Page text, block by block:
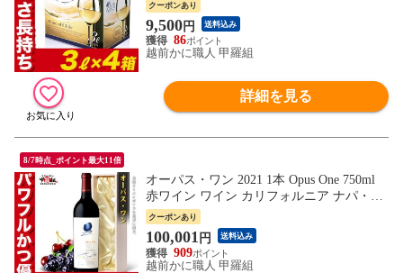
ックスワイン イベント パーティ お祝い
クーポンあり
9,500円 送料込み
86
越前かに職人 甲羅組
詳細を見る
8/7時点_ポイント最大11倍
オーパス・ワン 2021 1本 Opus One 750ml
赤ワイン ワイン カリフォルニア ナパ・ヴ
ァレー フルボディ ギフト お祝い 御中元
お中元 残暑見舞い 夏ギフト
クーポンあり
100,001 円 送料込み
909
越前かに職人 甲羅組